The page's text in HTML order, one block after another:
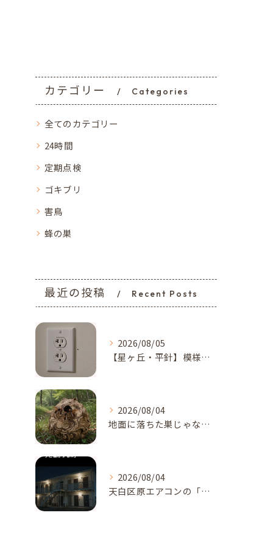
カテゴリー Categories
全てのカテゴリー
24時間
定期点検
ゴキブリ
害鳥
蜂の巣
最近の投稿 Recent Posts
2026/08/05
【星ヶ丘・平針】模様替えで気付いた…コンセントの「消えない黒い点」｜トコジラミのサインかもしれません
2026/08/04
地面に落ちた巣じゃない！？地面、土の中に作られたスズメバチの巣に要注意【名古屋市天白区・梅森台周辺】
2026/08/04
天白区原エアコンの「カサカサ音」に注意！アブラコウモリが招く...